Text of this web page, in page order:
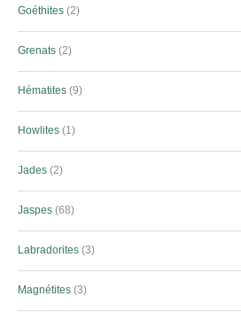
Goéthites 2
Grenats 2
Hématites 9
Howlites 1
Jades 2
Jaspes 68
Labradorites 3
Magnétites 3